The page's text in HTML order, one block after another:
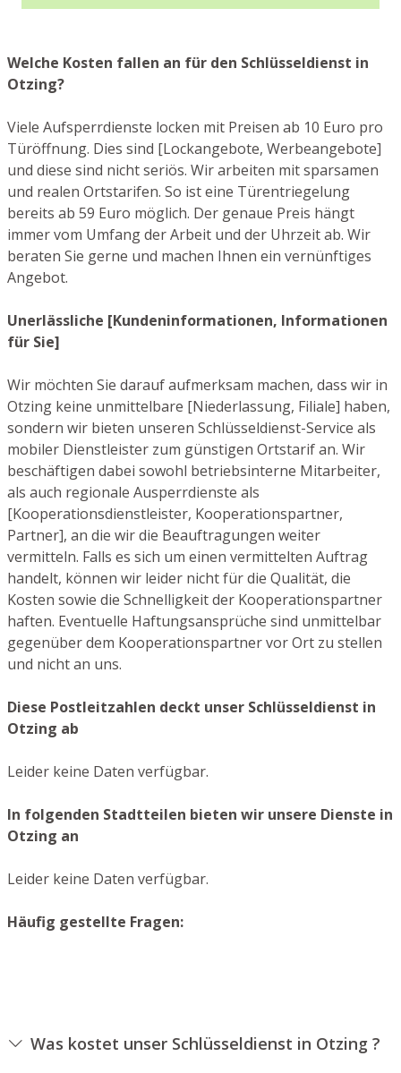
Welche Kosten fallen an für den Schlüsseldienst in
Otzing?
Viele Aufsperrdienste locken mit Preisen ab 10 Euro pro
Türöffnung. Dies sind [Lockangebote, Werbeangebote]
und diese sind nicht seriös. Wir arbeiten mit sparsamen
und realen Ortstarifen. So ist eine Türentriegelung
bereits ab 59 Euro möglich. Der genaue Preis hängt
immer vom Umfang der Arbeit und der Uhrzeit ab. Wir
beraten Sie gerne und machen Ihnen ein vernünftiges
Angebot.
Unerlässliche [Kundeninformationen, Informationen
für Sie]
Wir möchten Sie darauf aufmerksam machen, dass wir in
Otzing keine unmittelbare [Niederlassung, Filiale] haben,
sondern wir bieten unseren Schlüsseldienst-Service als
mobiler Dienstleister zum günstigen Ortstarif an. Wir
beschäftigen dabei sowohl betriebsinterne Mitarbeiter,
als auch regionale Ausperrdienste als
[Kooperationsdienstleister, Kooperationspartner,
Partner], an die wir die Beauftragungen weiter
vermitteln. Falls es sich um einen vermittelten Auftrag
handelt, können wir leider nicht für die Qualität, die
Kosten sowie die Schnelligkeit der Kooperationspartner
haften. Eventuelle Haftungsansprüche sind unmittelbar
gegenüber dem Kooperationspartner vor Ort zu stellen
und nicht an uns.
Diese Postleitzahlen deckt unser Schlüsseldienst in
Otzing ab
Leider keine Daten verfügbar.
In folgenden Stadtteilen bieten wir unsere Dienste in
Otzing an
Leider keine Daten verfügbar.
Häufig gestellte Fragen:
Was kostet unser Schlüsseldienst in Otzing ?